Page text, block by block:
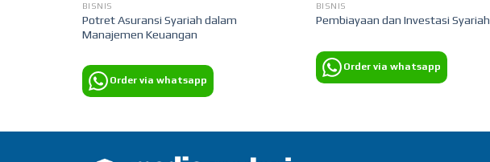
BISNIS
Potret Asuransi Syariah dalam
Manajemen Keuangan
Order via whatsapp
BISNIS
Pembiayaan dan Investasi Syariah
Order via whatsapp